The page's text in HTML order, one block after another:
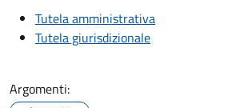
Tutela amministrativa
Tutela giurisdizionale
Argomenti: